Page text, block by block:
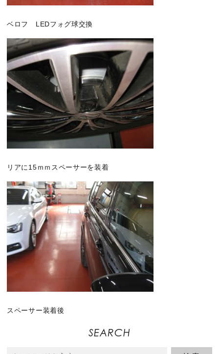
ベロフ LEDフォグ球交換
リアに15ｍｍスペーサーを装着
スペーサー装着後
SEARCH